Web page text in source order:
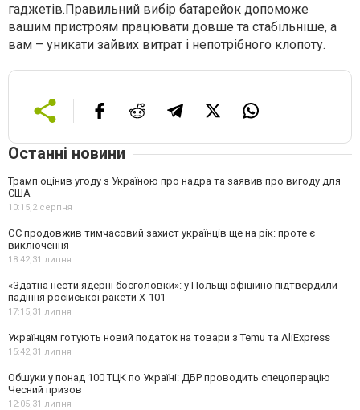
гаджетів.Правильний вибір батарейок допоможе
вашим пристроям працювати довше та стабільніше, а
вам – уникати зайвих витрат і непотрібного клопоту.
Останні новини
Трамп оцінив угоду з Україною про надра та заявив про вигоду для
США
10:15,2 серпня
ЄС продовжив тимчасовий захист українців ще на рік: проте є
виключення
18:42,31 липня
«Здатна нести ядерні боєголовки»: у Польщі офіційно підтвердили
падіння російської ракети Х-101
17:15,31 липня
Українцям готують новий податок на товари з Temu та AliExpress
15:42,31 липня
Обшуки у понад 100 ТЦК по Україні: ДБР проводить спецоперацію
Чесний призов
12:05,31 липня